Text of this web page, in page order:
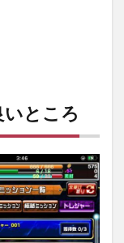
いところ